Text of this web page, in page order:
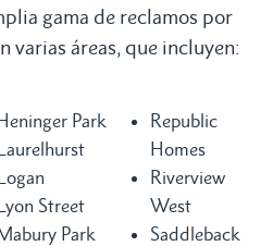
gama de reclamos por
varias áreas, que incluyen:
Park
Street
Park
Republic
Homes
Riverview
West
Saddleback